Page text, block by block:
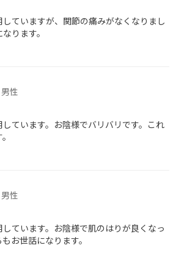
ていますが、関節の痛みがなくなりまし
ります。
性
ています。お陰様でバリバリです。これ
性
ています。お陰様で肌のはりが良くなっ
お世話になります。